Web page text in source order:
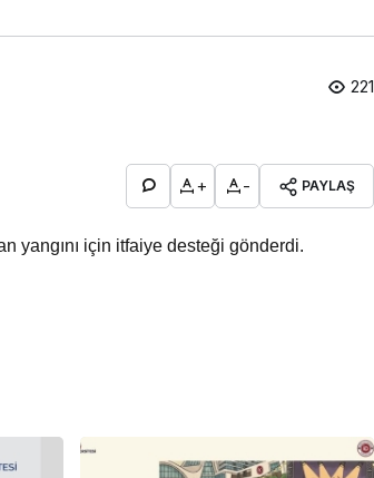
221
+ - PAYLAŞ
yangını için itfaiye desteği gönderdi.